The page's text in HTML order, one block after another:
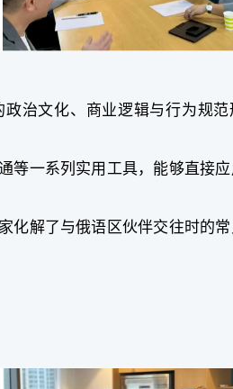
治文化、商业逻辑与行为规范
等一系列实用工具，能够直接
解了与俄语区伙伴交往时的常